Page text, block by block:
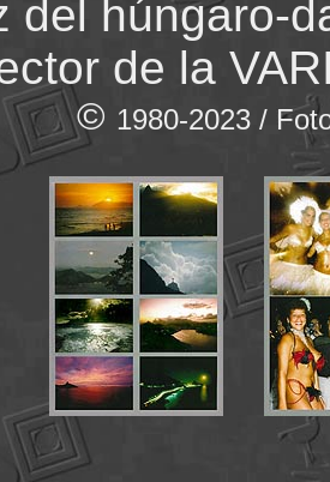
del húngaro-
de la
© 1980-2023 /